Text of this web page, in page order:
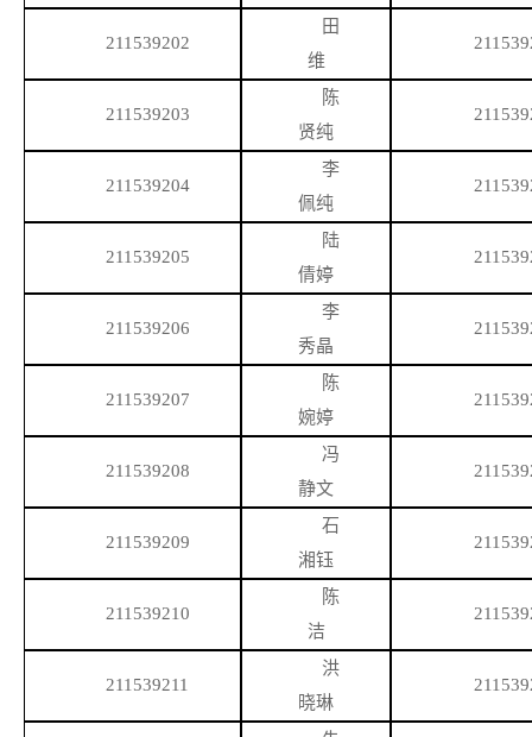
211539202
田
维
211539203
陈
贤纯
211539204
李
佩纯
211539205
陆
倩婷
211539206
李
秀晶
211539207
陈
婉婷
211539208
冯
静文
211539209
石
湘钰
211539210
陈
洁
211539211
洪
晓琳